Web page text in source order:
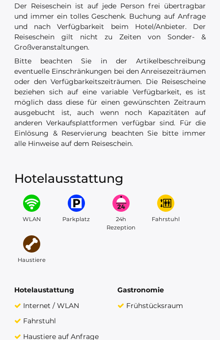
Der Reiseschein ist auf jede Person frei übertragbar
und immer ein tolles Geschenk. Buchung auf Anfrage
und nach Verfügbarkeit beim Hotel/Anbieter. Der
Reiseschein gilt nicht zu Zeiten von Sonder- &
Großveranstaltungen.
Bitte beachten Sie in der Artikelbeschreibung
eventuelle Einschränkungen bei den Anreisezeiträumen
oder den Verfügbarkeitszeiträumen. Die Reisescheine
beziehen sich auf eine variable Verfügbarkeit, es ist
möglich dass diese für einen gewünschten Zeitraum
ausgebucht ist, auch wenn noch Kapazitäten auf
anderen Verkaufsplattformen verfügbar sind. Für die
Einlösung & Reservierung beachten Sie bitte immer
alle Hinweise auf dem Reiseschein.
Hotelausstattung
WLAN Parkplatz
24h
Rezeption
Fahrstuhl
Haustiere
Hotelaustattung
Internet / WLAN
Fahrstuhl
Haustiere auf Anfrage
Gastronomie
Frühstücksraum